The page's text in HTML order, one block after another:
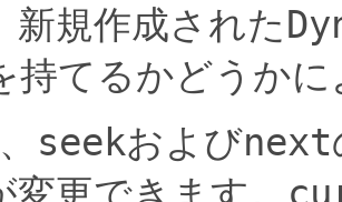
新規作成された
持てるかどうか
、 seekおよびnext
更できます。